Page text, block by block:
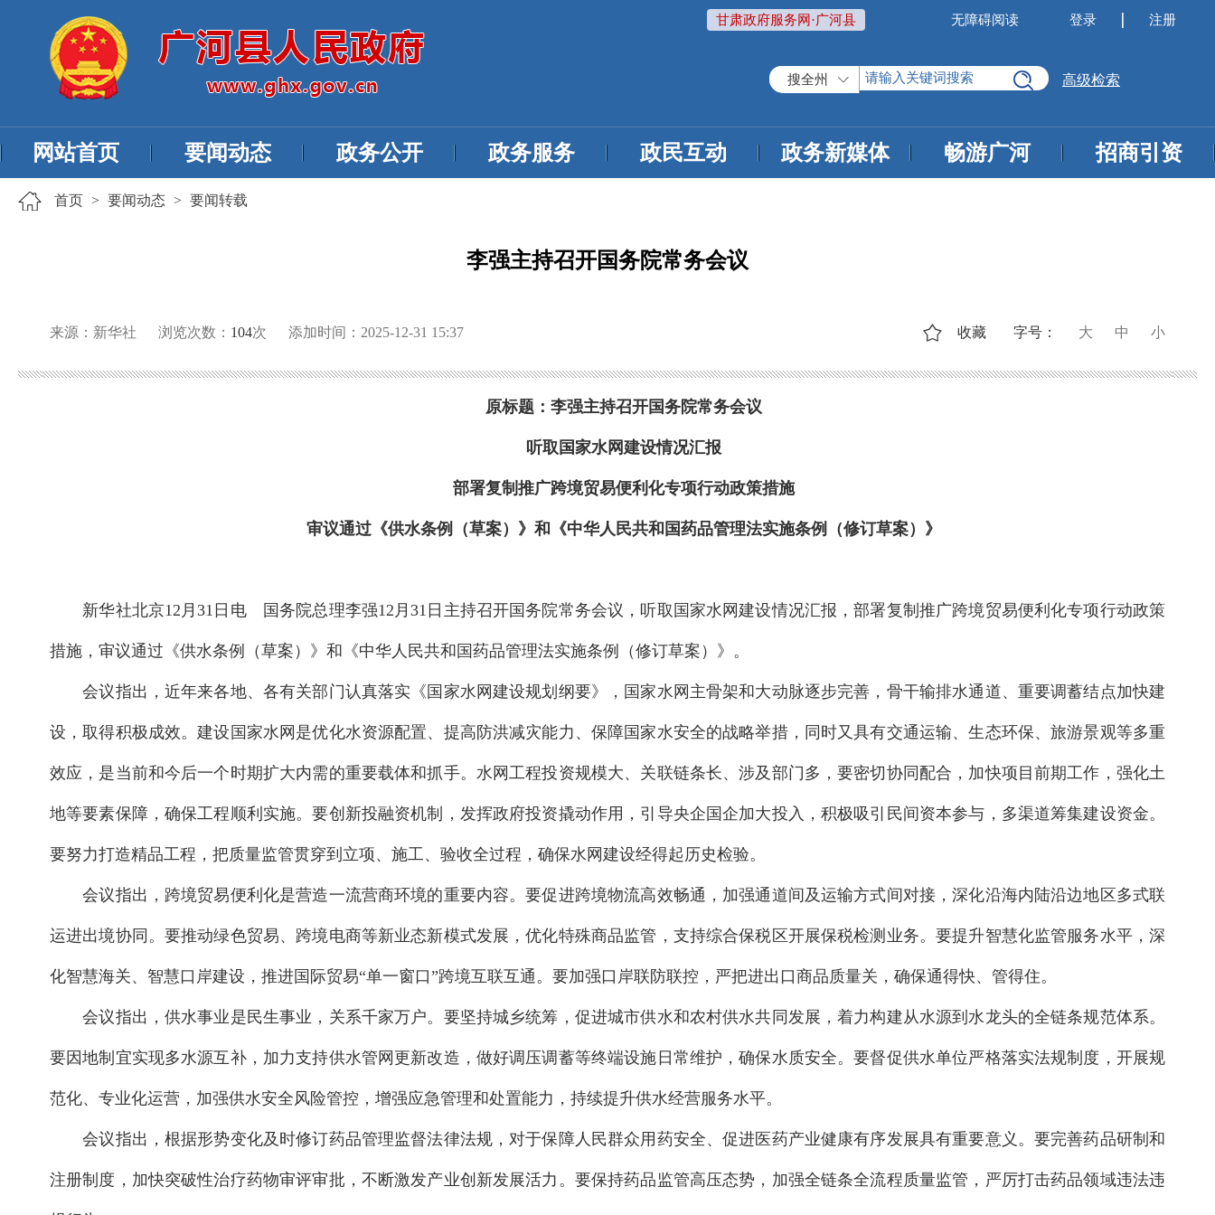
登录 注册
无障碍阅读
甘肃政府服务网·广河县
搜全州 高级检索
网站首页 要闻动态 政务公开 政务服务 政民互动 政务新媒体 畅游广河 招商引资
首页 > 要闻动态 > 要闻转载
李强主持召开国务院常务会议
来源：新华社 浏览次数： 104次 添加时间：2025-12-31 15:37 字号： 大 中 小
收藏
原标题：李强主持召开国务院常务会议
听取国家水网建设情况汇报
部署复制推广跨境贸易便利化专项行动政策措施
审议通过《供水条例（草案）》和《中华人民共和国药品管理法实施条例（修订草案）》
新华社北京12月31日电 国务院总理李强12月31日主持召开国务院常务会议，听取国家水网建设情况汇报，部署复制推广跨境贸易便利化专项行动政策
措施，审议通过《供水条例（草案）》和《中华人民共和国药品管理法实施条例（修订草案）》。
会议指出，近年来各地、各有关部门认真落实《国家水网建设规划纲要》，国家水网主骨架和大动脉逐步完善，骨干输排水通道、重要调蓄结点加快建
设，取得积极成效。建设国家水网是优化水资源配置、提高防洪减灾能力、保障国家水安全的战略举措，同时又具有交通运输、生态环保、旅游景观等多重
效应，是当前和今后一个时期扩大内需的重要载体和抓手。水网工程投资规模大、关联链条长、涉及部门多，要密切协同配合，加快项目前期工作，强化土
地等要素保障，确保工程顺利实施。要创新投融资机制，发挥政府投资撬动作用，引导央企国企加大投入，积极吸引民间资本参与，多渠道筹集建设资金。
要努力打造精品工程，把质量监管贯穿到立项、施工、验收全过程，确保水网建设经得起历史检验。
会议指出，跨境贸易便利化是营造一流营商环境的重要内容。要促进跨境物流高效畅通，加强通道间及运输方式间对接，深化沿海内陆沿边地区多式联
运进出境协同。要推动绿色贸易、跨境电商等新业态新模式发展，优化特殊商品监管，支持综合保税区开展保税检测业务。要提升智慧化监管服务水平，深
化智慧海关、智慧口岸建设，推进国际贸易“单一窗口”跨境互联互通。要加强口岸联防联控，严把进出口商品质量关，确保通得快、管得住。
会议指出，供水事业是民生事业，关系千家万户。要坚持城乡统筹，促进城市供水和农村供水共同发展，着力构建从水源到水龙头的全链条规范体系。
要因地制宜实现多水源互补，加力支持供水管网更新改造，做好调压调蓄等终端设施日常维护，确保水质安全。要督促供水单位严格落实法规制度，开展规
范化、专业化运营，加强供水安全风险管控，增强应急管理和处置能力，持续提升供水经营服务水平。
会议指出，根据形势变化及时修订药品管理监督法律法规，对于保障人民群众用药安全、促进医药产业健康有序发展具有重要意义。要完善药品研制和
注册制度，加快突破性治疗药物审评审批，不断激发产业创新发展活力。要保持药品监管高压态势，加强全链条全流程质量监管，严厉打击药品领域违法违